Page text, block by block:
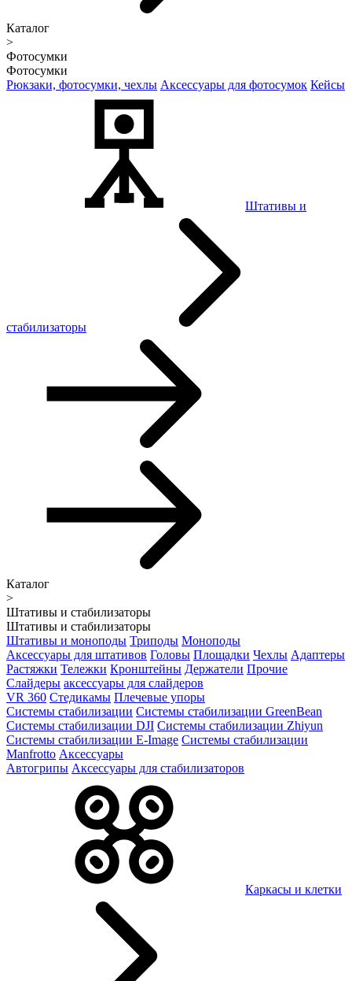
Каталог
>
Фотосумки
Фотосумки
Рюкзаки, фотосумки, чехлы Аксессуары для фотосумок Кейсы
Штативы и
стабилизаторы
Каталог
>
Штативы и стабилизаторы
Штативы и стабилизаторы
Штативы и моноподы Триподы Моноподы
Аксессуары для штативов Головы Площадки Чехлы Адаптеры
Растяжки Тележки Кронштейны Держатели Прочие
Слайдеры аксессуары для слайдеров
VR 360 Стедикамы Плечевые упоры
Системы стабилизации Системы стабилизации GreenBean
Системы стабилизации DJI Системы стабилизации Zhiyun
Системы стабилизации E-Image Системы стабилизации
Manfrotto Аксессуары
Автогрипы Аксессуары для стабилизаторов
Каркасы и клетки